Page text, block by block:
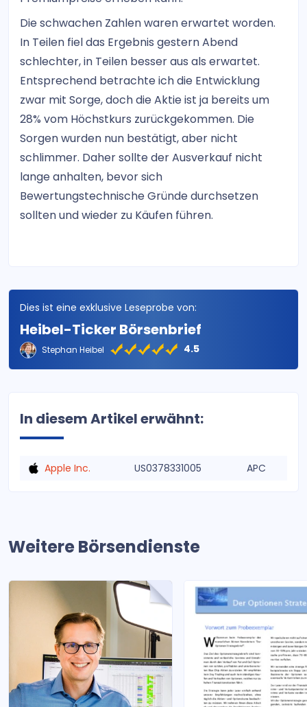
Die schwachen Zahlen waren erwartet worden.
In Teilen fiel das Ergebnis gestern Abend
schlechter, in Teilen besser aus als erwartet.
Entsprechend betrachte ich die Entwicklung
zwar mit Sorge, doch die Aktie ist ja bereits um
28% vom Höchstkurs zurückgekommen. Die
Sorgen wurden nun bestätigt, aber nicht
schlimmer. Daher sollte der Ausverkauf nicht
lange anhalten, bevor sich
Bewertungstechnische Gründe durchsetzen
sollten und wieder zu Käufen führen.
Dies ist eine exklusive Leseprobe von:
Heibel-Ticker Börsenbrief
Stephan Heibel 4.5
In diesem Artikel erwähnt:
Apple Inc. US0378331005 APC
Weitere Börsendienste